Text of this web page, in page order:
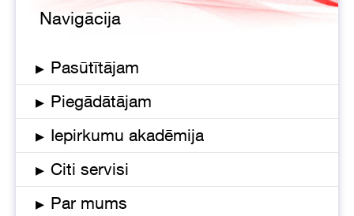
Navigācija
▸ Pasūtītājam
▸ Piegādātājam
▸ Iepirkumu akadēmija
▸ Citi servisi
▸ Par mums